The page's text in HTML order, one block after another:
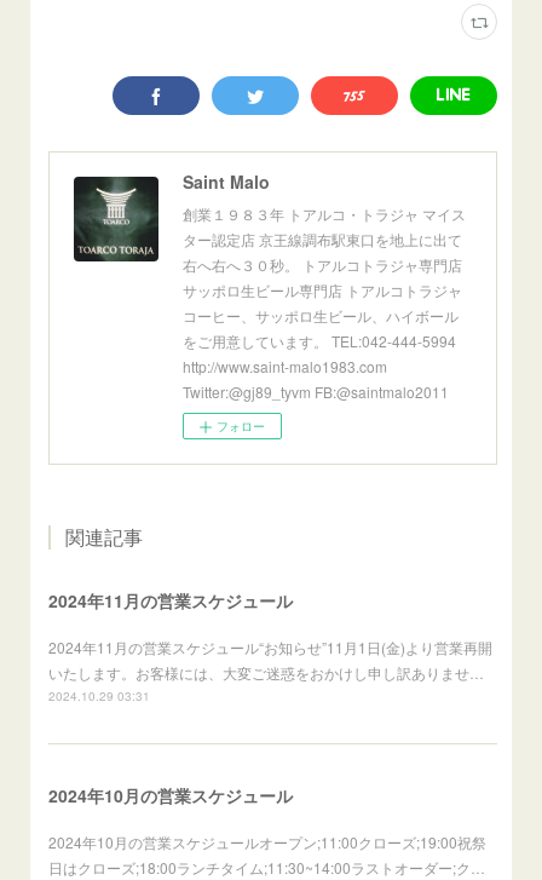
Saint Malo
創業１９８３年 トアルコ・トラジャ マイス
ター認定店 京王線調布駅東口を地上に出て
右へ右へ３０秒。 トアルコトラジャ専門店
サッポロ生ビール専門店 トアルコトラジャ
コーヒー、サッポロ生ビール、ハイボール
をご用意しています。 TEL:042-444-5994
http://www.saint-malo1983.com
Twitter:@gj89_tyvm FB:@saintmalo2011
フォロー
関連記事
2024年11月の営業スケジュール
2024年11月の営業スケジュール“お知らせ”11月1日(金)より営業再開
いたします。お客様には、大変ご迷惑をおかけし申し訳ありませ…
2024.10.29 03:31
2024年10月の営業スケジュール
2024年10月の営業スケジュールオープン;11:00クローズ;19:00祝祭
日はクローズ;18:00ランチタイム;11:30~14:00ラストオーダー;ク…